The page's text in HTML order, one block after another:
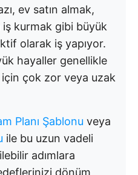
ev satın almak,
iş kurmak gibi büyük
olarak iş yapıyor.
hayaller genellikle
çok zor veya uzak
Planı Şablonu veya
ile bu uzun vadeli
adımlara
dönüm